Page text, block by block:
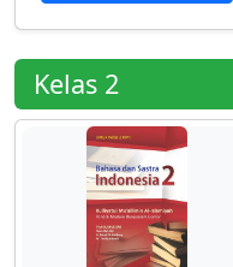
Kelas 2